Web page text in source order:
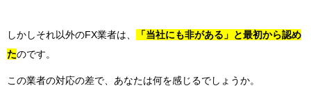
しかしそれ以外のFX業者は、
「当社にも非がある」と最初から認め
たのです。
この業者の対応の差で、あなたは何を感じるでしょうか。